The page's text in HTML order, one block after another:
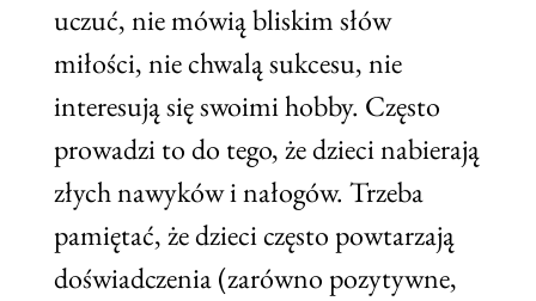
uczuć, nie mówią bliskim słów
miłości, nie chwalą sukcesu, nie
interesują się swoimi hobby. Często
prowadzi to do tego, że dzieci nabierają
złych nawyków i nałogów. Trzeba
pamiętać, że dzieci często powtarzają
doświadczenia (zarówno pozytywne,